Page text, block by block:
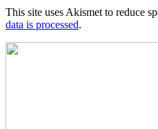
This site uses Akismet to reduce
data is processed.